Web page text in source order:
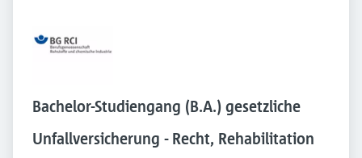
Bachelor-Studiengang (B.A.) gesetzliche
Unfallversicherung - Recht, Rehabilitation